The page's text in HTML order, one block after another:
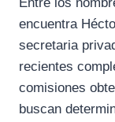
encuentra
secretaria
recientes
comisiones
buscan